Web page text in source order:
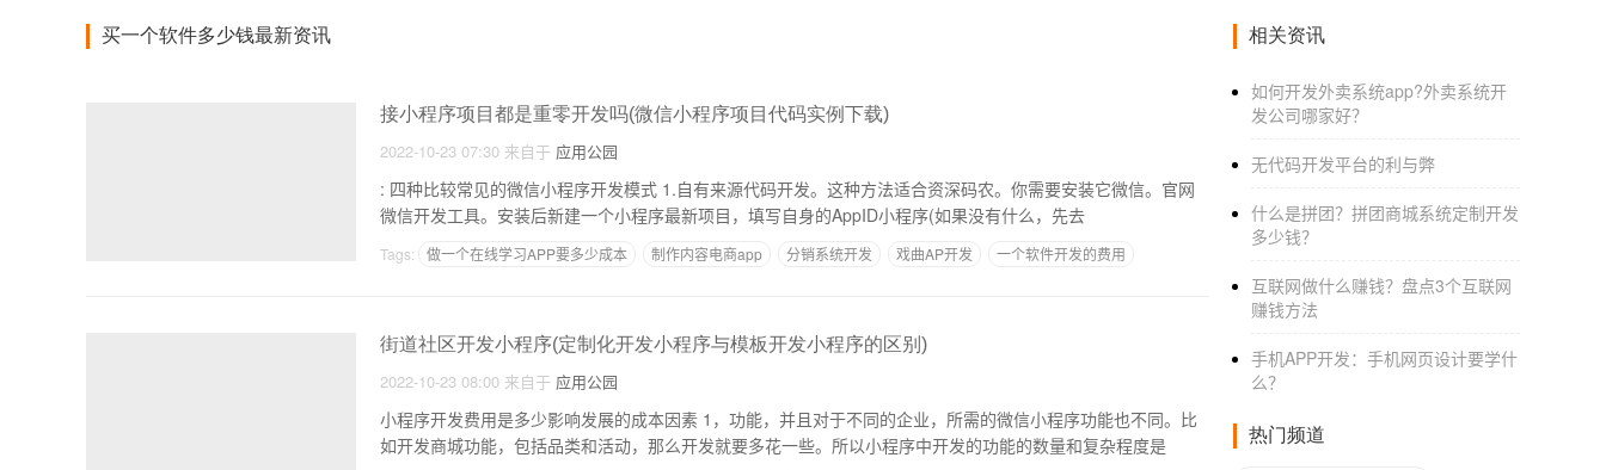
买一个软件多少钱最新资讯
接小程序项目都是重零开发吗(微信小程序项目代码实例下载)
2022-10-23 07:30 来自于 应用公园
: 四种比较常见的微信小程序开发模式 1.自有来源代码开发。这种方法适合资深码农。你需要安装它微信。官网
微信开发工具。安装后新建一个小程序最新项目，填写自身的AppID小程序(如果没有什么，先去
Tags: 做一个在线学习APP要多少成本 制作内容电商app 分销系统开发 戏曲AP开发
一个软件开发的费用
街道社区开发小程序(定制化开发小程序与模板开发小程序的区别)
2022-10-23 08:00 来自于 应用公园
小程序开发费用是多少影响发展的成本因素 1，功能，并且对于不同的企业，所需的微信小程序功能也不同。比
如开发商城功能，包括品类和活动，那么开发就要多花一些。所以小程序中开发的功能的数量和复杂程度是
相关资讯
如何开发外卖系统app?外卖系统开
发公司哪家好？
无代码开发平台的利与弊
什么是拼团？拼团商城系统定制开发
多少钱？
互联网做什么赚钱？盘点3个互联网
赚钱方法
手机APP开发：手机网页设计要学什
么？
热门频道